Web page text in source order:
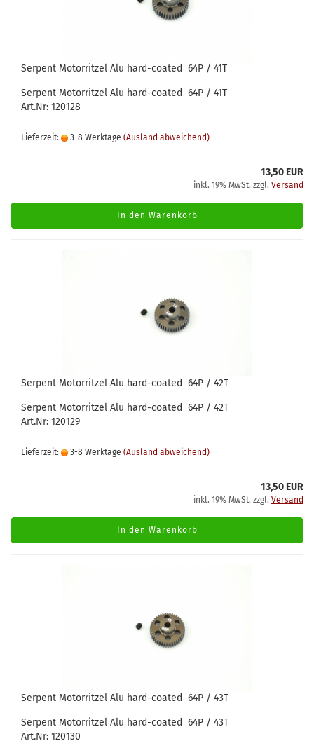
Serpent Motorritzel Alu hard-coated 64P / 41T
Serpent Motorritzel Alu hard-coated 64P / 41T
Art.Nr: 120128
Lieferzeit: 3-8 Werktage (Ausland abweichend)
13,50 EUR
inkl. 19% MwSt. zzgl. Versand
In den Warenkorb
Serpent Motorritzel Alu hard-coated 64P / 42T
Serpent Motorritzel Alu hard-coated 64P / 42T
Art.Nr: 120129
Lieferzeit: 3-8 Werktage (Ausland abweichend)
13,50 EUR
inkl. 19% MwSt. zzgl. Versand
In den Warenkorb
Serpent Motorritzel Alu hard-coated 64P / 43T
Serpent Motorritzel Alu hard-coated 64P / 43T
Art.Nr: 120130